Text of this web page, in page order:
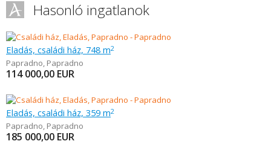
Hasonló ingatlanok
Eladás, családi ház, 748 m2
Papradno, Papradno
114 000,00 EUR
Eladás, családi ház, 359 m2
Papradno, Papradno
185 000,00 EUR